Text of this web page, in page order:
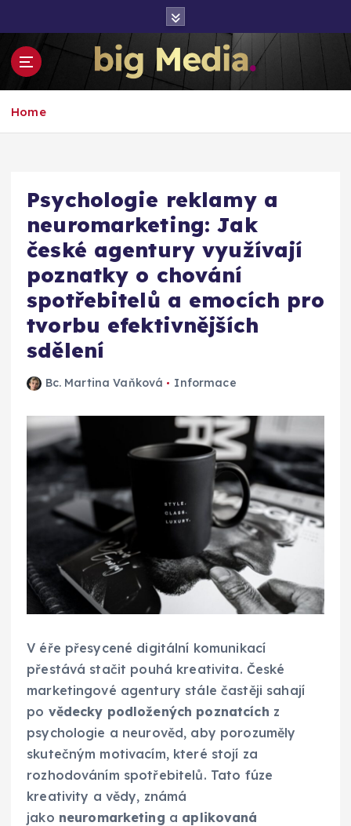
o
Inspirace pro mediální růst a podnikání
Home
Psychologie reklamy a
neuromarketing: Jak
české agentury využívají
poznatky o chování
spotřebitelů a emocích pro
tvorbu efektivnějších
sdělení
Bc. Martina Vaňková Informace
V éře přesycené digitální komunikací
přestává stačit pouhá kreativita. České
marketingové agentury stále častěji sahají
po vědecky podložených poznatcích z
psychologie a neurověd, aby porozuměly
skutečným motivacím, které stojí za
rozhodováním spotřebitelů. Tato fúze
kreativity a vědy, známá
jako neuromarketing a aplikovaná